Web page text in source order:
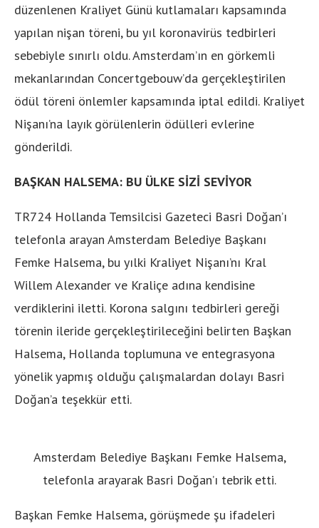
düzenlenen Kraliyet Günü kutlamaları kapsamında
yapılan nişan töreni, bu yıl koronavirüs tedbirleri
sebebiyle sınırlı oldu. Amsterdam’ın en görkemli
mekanlarından Concertgebouw’da gerçekleştirilen
ödül töreni önlemler kapsamında iptal edildi. Kraliyet
Nişanı’na layık görülenlerin ödülleri evlerine
gönderildi.
BAŞKAN HALSEMA: BU ÜLKE SİZİ SEVİYOR
TR724 Hollanda Temsilcisi Gazeteci Basri Doğan’ı
telefonla arayan Amsterdam Belediye Başkanı
Femke Halsema, bu yılki Kraliyet Nişanı’nı Kral
Willem Alexander ve Kraliçe adına kendisine
verdiklerini iletti. Korona salgını tedbirleri gereği
törenin ileride gerçekleştirileceğini belirten Başkan
Halsema, Hollanda toplumuna ve entegrasyona
yönelik yapmış olduğu çalışmalardan dolayı Basri
Doğan’a teşekkür etti.
Amsterdam Belediye Başkanı Femke Halsema,
telefonla arayarak Basri Doğan’ı tebrik etti.
Başkan Femke Halsema, görüşmede şu ifadeleri